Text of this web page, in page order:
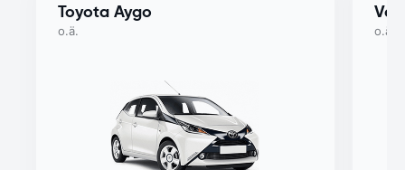
Toyota Aygo
o.ä. o.ä.